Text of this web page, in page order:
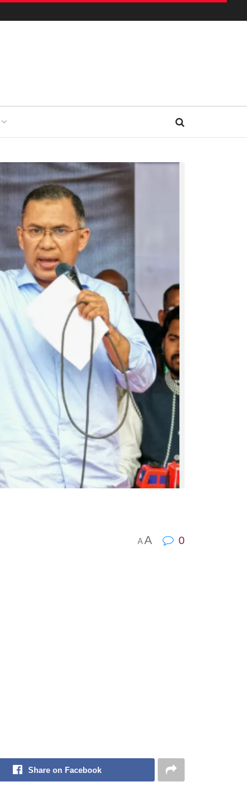
AA 0
Share on Facebook